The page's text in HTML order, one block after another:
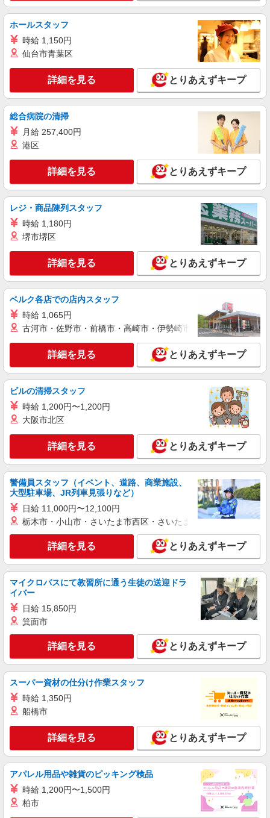
ホールスタッフ
時給 1,150円
仙台市青葉区
詳細を見る とりあえずキープ
総合病院の清掃
月給 257,400円
港区
詳細を見る とりあえずキープ
レジ・商品陳列スタッフ
時給 1,180円
堺市堺区
詳細を見る とりあえずキープ
ベルク各店での店内スタッフ
時給 1,065円
古河市・佐野市・前橋市・高崎市・伊勢崎市・太田市・館林市
詳細を見る とりあえずキープ
ビルの清掃スタッフ
時給 1,200円〜1,200円
大阪市北区
詳細を見る とりあえずキープ
警備員スタッフ（イベント、道路、商業施設、
大型駐車場、JR列車見張りなど）
日給 11,000円〜12,100円
栃木市・小山市・さいたま市西区・さいたま市岩槻区・久喜市・
詳細を見る とりあえずキープ
マイクロバスにて教習所に通う生徒の送迎ドラ
イバー
日給 15,850円
箕面市
詳細を見る とりあえずキープ
スーパー資材の仕分け作業スタッフ
時給 1,350円
船橋市
詳細を見る とりあえずキープ
アパレル用品や雑貨のピッキング検品
時給 1,200円〜1,500円
柏市